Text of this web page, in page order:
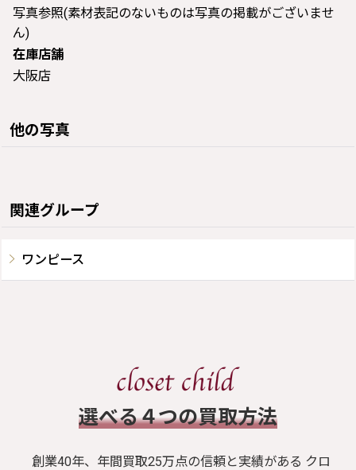
写真参照(素材表記のないものは写真の掲載がございませ
ん)
在庫店舗
大阪店
他の写真
関連グループ
ワンピース
​選べる４つの買取方法
創業40年、年間買取25万点の信頼と実績がある クロ